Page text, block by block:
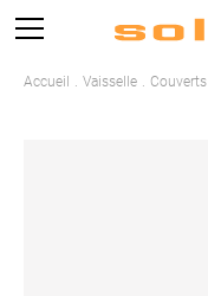
Accueil Vaisselle Couverts